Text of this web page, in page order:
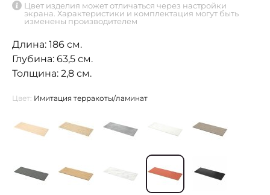
Цвет изделия может отличаться через настройки
экрана. Характеристики и комплектация могут быть
изменены производителем
Длина: 186 см.
Глубина: 63,5 см.
Толщина: 2,8 см.
Цвет: Имитация терракоты/ламинат